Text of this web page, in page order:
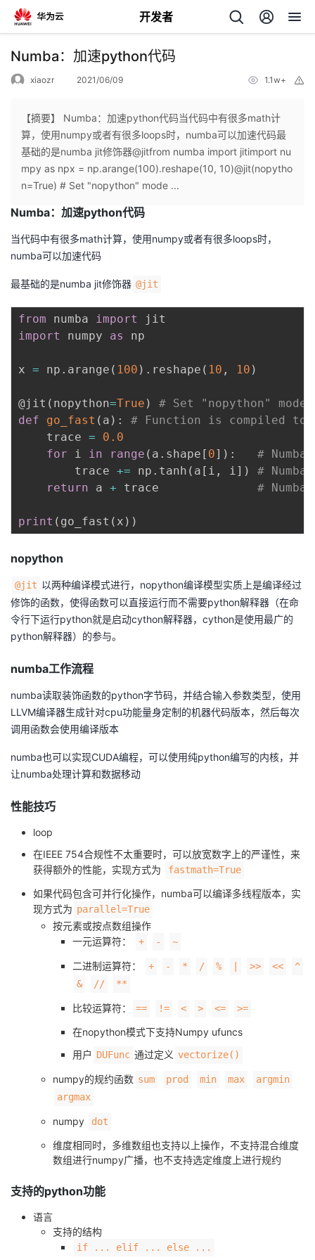
开发者
返
个
主
的
发
者
我
的
我
动
关
注
我
的
开
者
的
我
我
的
我
支
的
技
支
我
的
声
Numba：加速python代码
xiaozr 2021/06/09 1.1w+
【摘要】 Numba：加速python代码当代码中有很多math计
算，使用numpy或者有很多loops时，numba可以加速代码最
基础的是numba jit修饰器@jitfrom numba import jitimport nu
mpy as npx = np.arange(100).reshape(10, 10)@jit(nopytho
n=True) # Set "nopython" mode ...
Numba：加速python代码
当代码中有很多math计算，使用numpy或者有很多loops时，
numba可以加速代码
最基础的是numba jit修饰器 @jit
from numba import
import
numpy as np
x = np . arange ( 100 ) . reshape ( 10 , 10 )
@jit ( nopython=True )
# Set "nopython"
def
go_fast ( a ) :
# Function is compiled to
    trace
=
0.0
for i in range ( a . shape [ 0] ) :
#
        trace
+= np . tanh ( a [ i , i] )
#
return a + trace #
print ( go_fast ( x ) )
nopython
@jit 以两种编译模式进行，nopython编译模型实质上是编译经过
修饰的函数，使得函数可以直接运行而不需要python解释器（在命
令行下运行python就是启动cython解释器，cython是使用最广的
python解释器）的参与。
numba工作流程
numba读取装饰函数的python字节码，并结合输入参数类型，使用
LLVM编译器生成针对cpu功能量身定制的机器代码版本，然后每次
调用函数会使用编译版本
numba也可以实现CUDA编程，可以使用纯python编写的内核，并
让numba处理计算和数据移动
性能技巧
loop
在IEEE 754合规性不太重要时，可以放宽数字上的严谨性，来
获得额外的性能，实现方式为
fastmath=True
如果代码包含可并行化操作，numba可以编译多线程版本，实
现方式为 parallel=True
按元素或按点数组操作
一元运算符：
+ - ~
二进制运算符： + - * / % >> <<
^
&
// **
比较运算符： == != < > <= >=
在nopython模式下支持Numpy ufuncs
用户 DUFunc 通过定义 vectorize()
numpy的规约函数 sum prod min max
argmin
argmax
numpy dot
维度相同时，多维数组也支持以上操作，不支持混合维度
数组进行numpy广播，也不支持选定维度上进行规约
支持的python功能
语言
支持的结构
if ... elif ... else ...